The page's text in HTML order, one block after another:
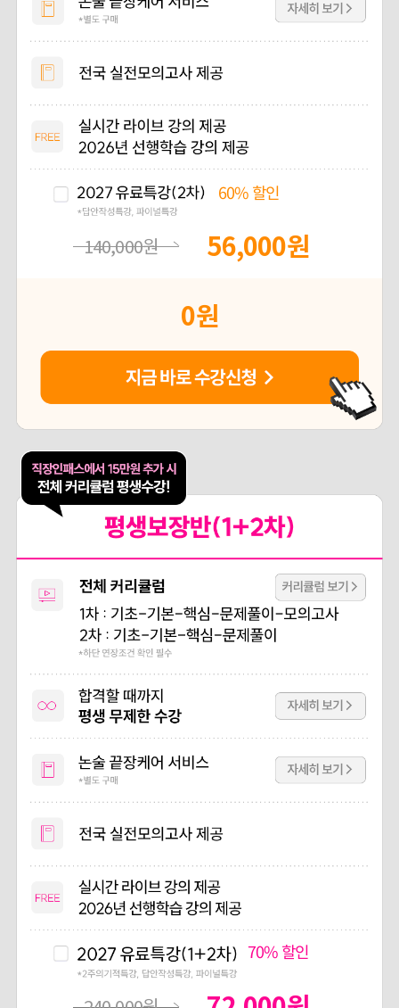
60% 할인
140,000원 56,000원
0원
70% 할인